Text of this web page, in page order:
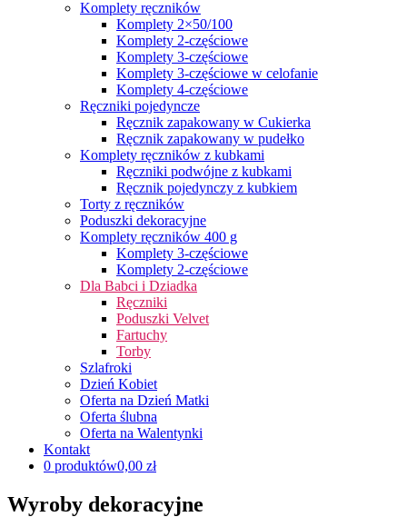
Komplety ręczników
Komplety 2×50/100
Komplety 2-częściowe
Komplety 3-częściowe
Komplety 3-częściowe w celofanie
Komplety 4-częściowe
Ręczniki pojedyncze
Ręcznik zapakowany w Cukierka
Ręcznik zapakowany w pudełko
Komplety ręczników z kubkami
Ręczniki podwójne z kubkami
Ręcznik pojedynczy z kubkiem
Torty z ręczników
Poduszki dekoracyjne
Komplety ręczników 400 g
Komplety 3-częściowe
Komplety 2-częściowe
Dla Babci i Dziadka
Ręczniki
Poduszki Velvet
Fartuchy
Torby
Szlafroki
Dzień Kobiet
Oferta na Dzień Matki
Oferta ślubna
Oferta na Walentynki
Kontakt
0 produktów0,00 zł
Wyroby dekoracyjne